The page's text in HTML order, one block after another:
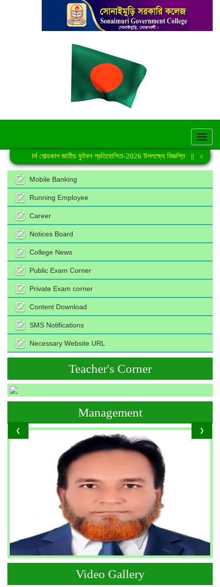
গোল্ডকাপ জাতীয় ফুটবল প্রতিযোগিতা-2026 উপলক্ষ্যে বিজ্ঞপ্তি||একাদশ শ্রেণির
Mobile Banking
Running Employee
Career
Notices Board
College News
Public Exam Corner
Private Exam corner
Content Download
SMS Notifications
Necessary Website URL
Teacher's Corner
❮ ❯
Management
Video Gallery